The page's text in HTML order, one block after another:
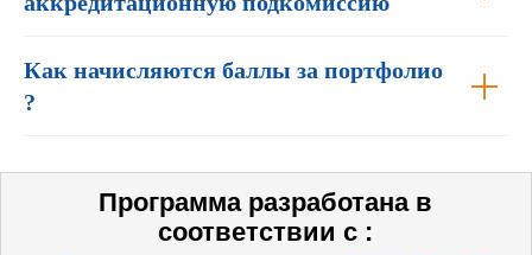
Как начисляются баллы за портфолио
?
Программа разработана в
соответствии с :